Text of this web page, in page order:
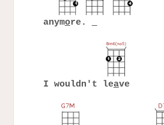
anymore.
I wouldn't leave